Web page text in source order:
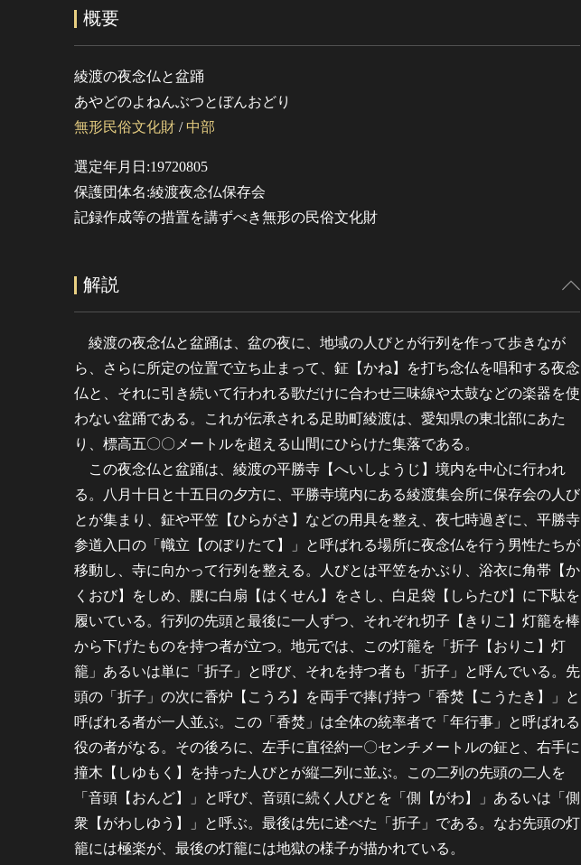
概要
綾渡の夜念仏と盆踊
あやどのよねんぶつとぼんおどり
無形民俗文化財 / 中部
選定年月日:19720805
保護団体名:綾渡夜念仏保存会
記録作成等の措置を講ずべき無形の民俗文化財
解説
綾渡の夜念仏と盆踊は、盆の夜に、地域の人びとが行列を作って歩きなが
ら、さらに所定の位置で立ち止まって、鉦【かね】を打ち念仏を唱和する夜念
仏と、それに引き続いて行われる歌だけに合わせ三味線や太鼓などの楽器を使
わない盆踊である。これが伝承される足助町綾渡は、愛知県の東北部にあた
り、標高五〇〇メートルを超える山間にひらけた集落である。
この夜念仏と盆踊は、綾渡の平勝寺【へいしようじ】境内を中心に行われ
る。八月十日と十五日の夕方に、平勝寺境内にある綾渡集会所に保存会の人び
とが集まり、鉦や平笠【ひらがさ】などの用具を整え、夜七時過ぎに、平勝寺
参道入口の「幟立【のぼりたて】」と呼ばれる場所に夜念仏を行う男性たちが
移動し、寺に向かって行列を整える。人びとは平笠をかぶり、浴衣に角帯【か
くおび】をしめ、腰に白扇【はくせん】をさし、白足袋【しらたび】に下駄を
履いている。行列の先頭と最後に一人ずつ、それぞれ切子【きりこ】灯籠を棒
から下げたものを持つ者が立つ。地元では、この灯籠を「折子【おりこ】灯
籠」あるいは単に「折子」と呼び、それを持つ者も「折子」と呼んでいる。先
頭の「折子」の次に香炉【こうろ】を両手で捧げ持つ「香焚【こうたき】」と
呼ばれる者が一人並ぶ。この「香焚」は全体の統率者で「年行事」と呼ばれる
役の者がなる。その後ろに、左手に直径約一〇センチメートルの鉦と、右手に
撞木【しゆもく】を持った人びとが縦二列に並ぶ。この二列の先頭の二人を
「音頭【おんど】」と呼び、音頭に続く人びとを「側【がわ】」あるいは「側
衆【がわしゆう】」と呼ぶ。最後は先に述べた「折子」である。なお先頭の灯
籠には極楽が、最後の灯籠には地獄の様子が描かれている。